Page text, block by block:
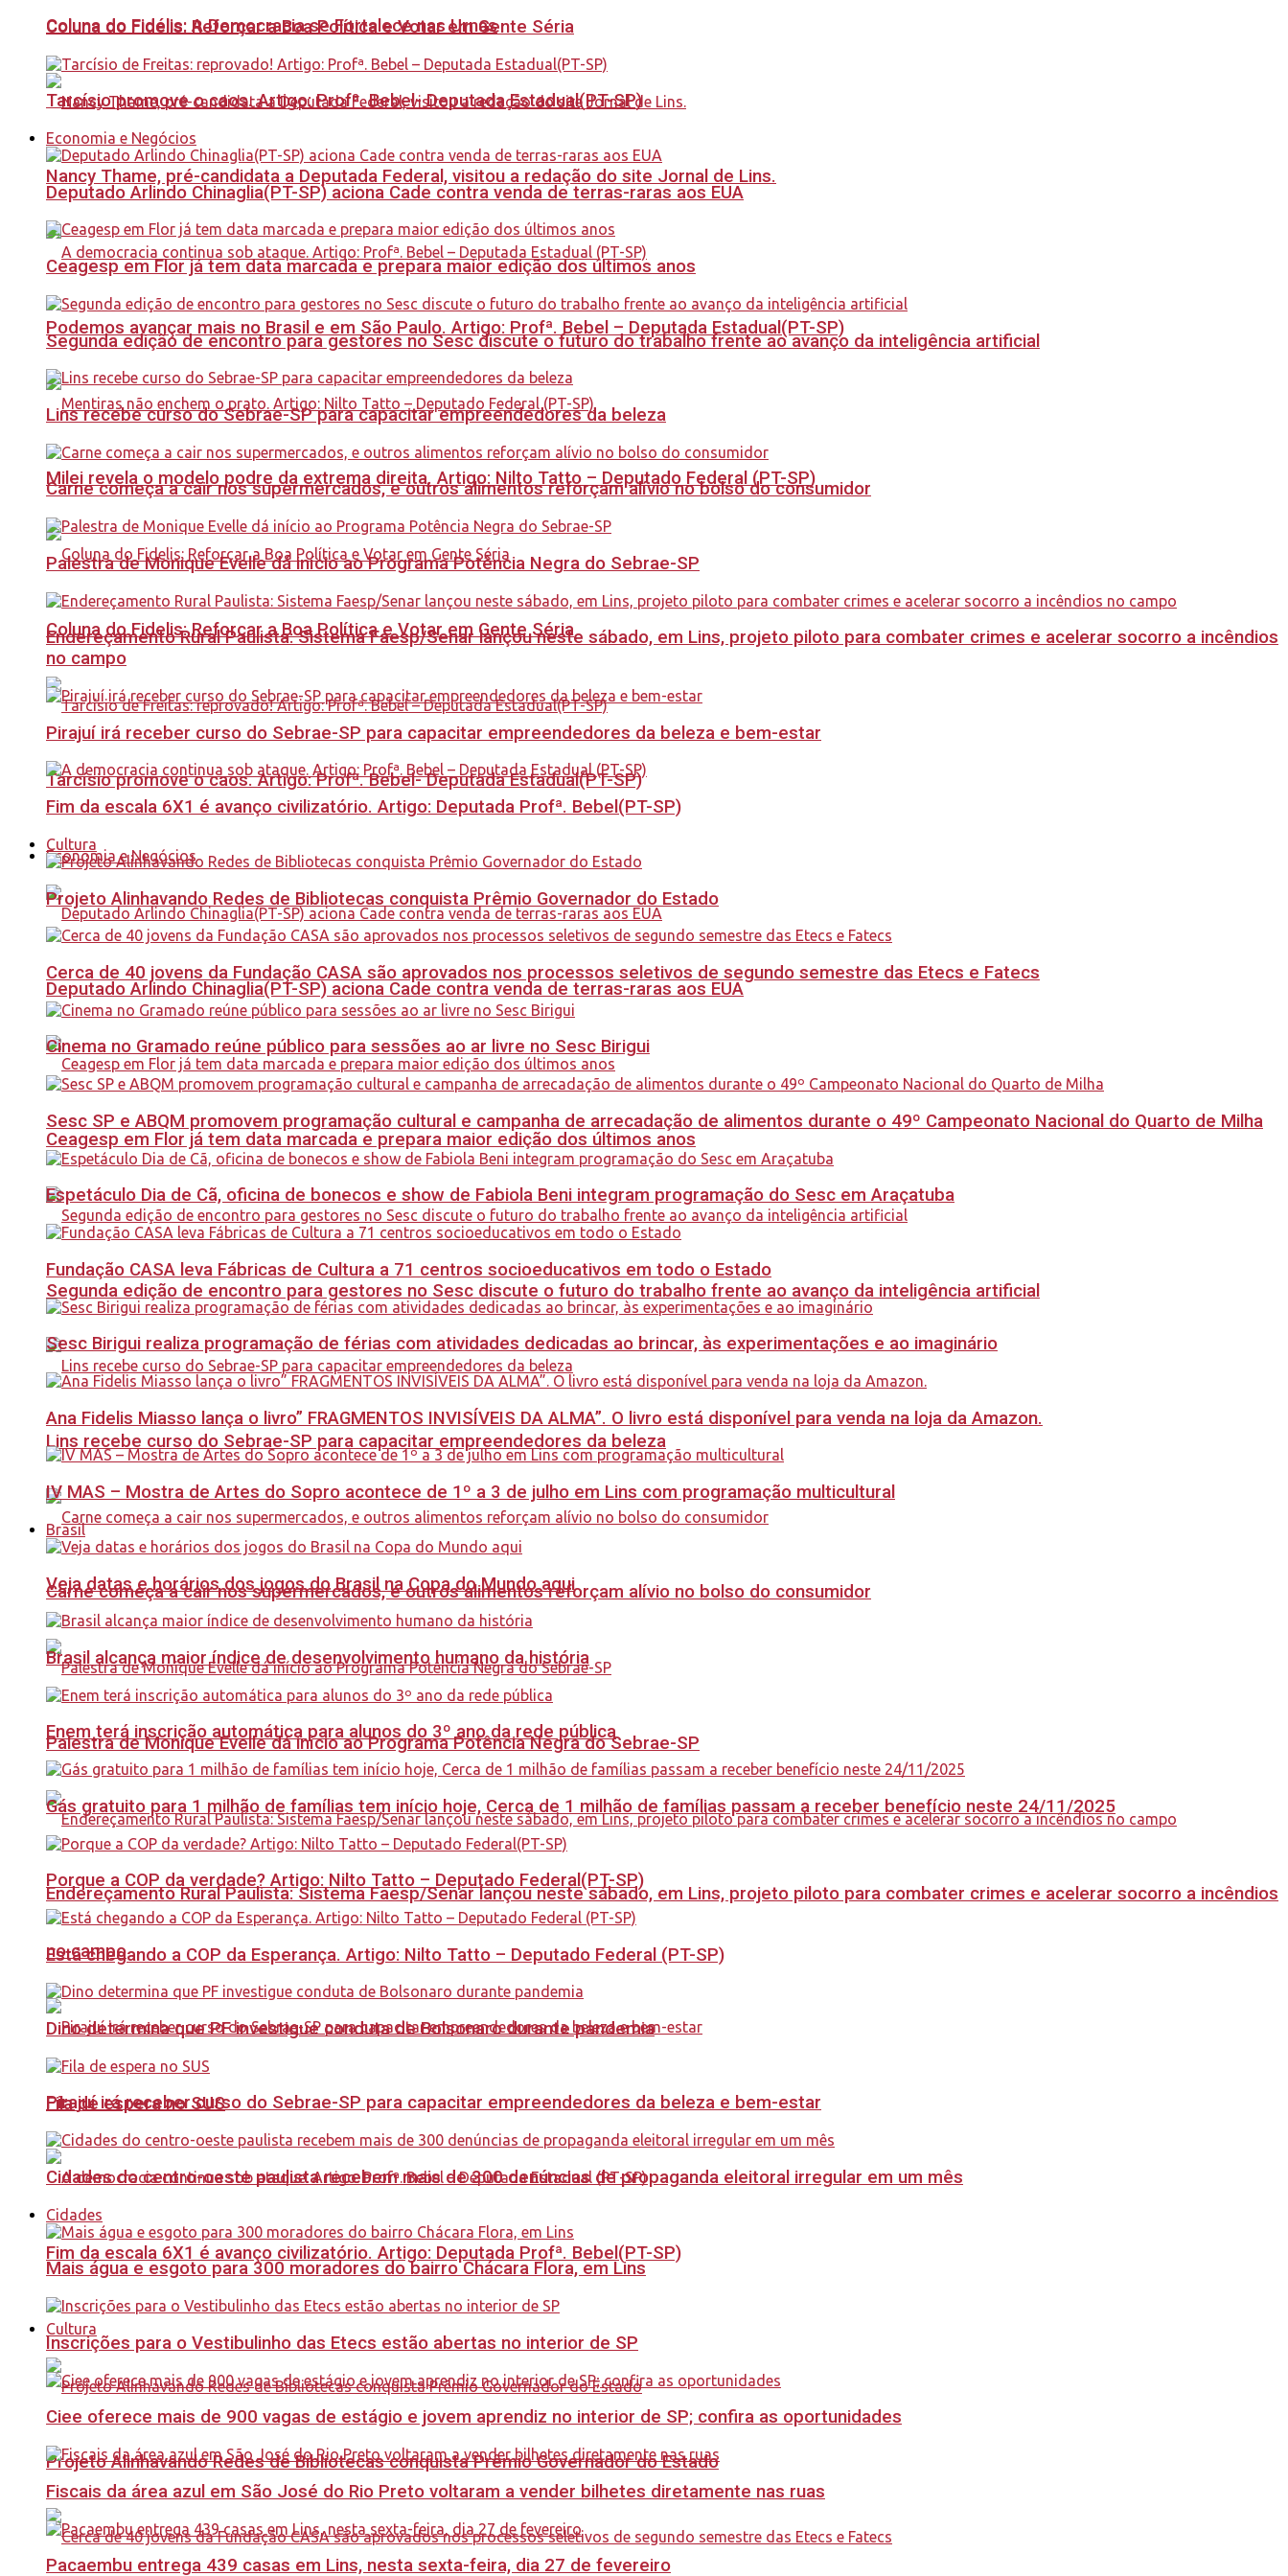
Coluna do Fidélis: A Democracia se Fortalece nas Urnas
Nancy Thame, pré-candidata a Deputada Federal, visitou a redação do site Jornal de Lins.
Podemos avançar mais no Brasil e em São Paulo. Artigo: Profª. Bebel – Deputada Estadual(PT-SP)
Milei revela o modelo podre da extrema direita. Artigo: Nilto Tatto – Deputado Federal (PT-SP)
Coluna do Fidelis: Reforçar a Boa Política e Votar em Gente Séria
Tarcísio promove o caos. Artigo: Profª. Bebel- Deputada Estadual(PT-SP)
Economia e Negócios
Deputado Arlindo Chinaglia(PT-SP) aciona Cade contra venda de terras-raras aos EUA
Ceagesp em Flor já tem data marcada e prepara maior edição dos últimos anos
Segunda edição de encontro para gestores no Sesc discute o futuro do trabalho frente ao avanço da inteligência artificial
Lins recebe curso do Sebrae-SP para capacitar empreendedores da beleza
Carne começa a cair nos supermercados, e outros alimentos reforçam alívio no bolso do consumidor
Palestra de Monique Evelle dá início ao Programa Potência Negra do Sebrae-SP
Endereçamento Rural Paulista: Sistema Faesp/Senar lançou neste sábado, em Lins, projeto piloto para combater crimes e acelerar socorro a incêndios
no campo
Pirajuí irá receber curso do Sebrae-SP para capacitar empreendedores da beleza e bem-estar
Fim da escala 6X1 é avanço civilizatório. Artigo: Deputada Profª. Bebel(PT-SP)
Cultura
Projeto Alinhavando Redes de Bibliotecas conquista Prêmio Governador do Estado
Coluna do Fidelis: Reforçar a Boa Política e Votar em Gente Séria
Tarcísio promove o caos. Artigo: Profª. Bebel- Deputada Estadual(PT-SP)
Economia e Negócios
Deputado Arlindo Chinaglia(PT-SP) aciona Cade contra venda de terras-raras aos EUA
Ceagesp em Flor já tem data marcada e prepara maior edição dos últimos anos
Segunda edição de encontro para gestores no Sesc discute o futuro do trabalho frente ao avanço da inteligência artificial
Lins recebe curso do Sebrae-SP para capacitar empreendedores da beleza
Carne começa a cair nos supermercados, e outros alimentos reforçam alívio no bolso do consumidor
Palestra de Monique Evelle dá início ao Programa Potência Negra do Sebrae-SP
Endereçamento Rural Paulista: Sistema Faesp/Senar lançou neste sábado, em Lins, projeto piloto para combater crimes e acelerar socorro a incêndios
no campo
Pirajuí irá receber curso do Sebrae-SP para capacitar empreendedores da beleza e bem-estar
Fim da escala 6X1 é avanço civilizatório. Artigo: Deputada Profª. Bebel(PT-SP)
Cultura
Projeto Alinhavando Redes de Bibliotecas conquista Prêmio Governador do Estado
Cerca de 40 jovens da Fundação CASA são aprovados nos processos seletivos de segundo semestre das Etecs e Fatecs
Cinema no Gramado reúne público para sessões ao ar livre no Sesc Birigui
Sesc SP e ABQM promovem programação cultural e campanha de arrecadação de alimentos durante o 49º Campeonato Nacional do Quarto de Milha
Espetáculo Dia de Cã, oficina de bonecos e show de Fabiola Beni integram programação do Sesc em Araçatuba
Fundação CASA leva Fábricas de Cultura a 71 centros socioeducativos em todo o Estado
Sesc Birigui realiza programação de férias com atividades dedicadas ao brincar, às experimentações e ao imaginário
Ana Fidelis Miasso lança o livro” FRAGMENTOS INVISÍVEIS DA ALMA”. O livro está disponível para venda na loja da Amazon.
IV MAS – Mostra de Artes do Sopro acontece de 1º a 3 de julho em Lins com programação multicultural
Brasil
Veja datas e horários dos jogos do Brasil na Copa do Mundo aqui
Brasil alcança maior índice de desenvolvimento humano da história
Enem terá inscrição automática para alunos do 3º ano da rede pública
Gás gratuito para 1 milhão de famílias tem início hoje, Cerca de 1 milhão de famílias passam a receber benefício neste 24/11/2025
Porque a COP da verdade? Artigo: Nilto Tatto – Deputado Federal(PT-SP)
Está chegando a COP da Esperança. Artigo: Nilto Tatto – Deputado Federal (PT-SP)
Dino determina que PF investigue conduta de Bolsonaro durante pandemia
Fila de espera no SUS
Cidades do centro-oeste paulista recebem mais de 300 denúncias de propaganda eleitoral irregular em um mês
Cidades
Mais água e esgoto para 300 moradores do bairro Chácara Flora, em Lins
Inscrições para o Vestibulinho das Etecs estão abertas no interior de SP
Ciee oferece mais de 900 vagas de estágio e jovem aprendiz no interior de SP; confira as oportunidades
Fiscais da área azul em São José do Rio Preto voltaram a vender bilhetes diretamente nas ruas
Pacaembu entrega 439 casas em Lins, nesta sexta-feira, dia 27 de fevereiro